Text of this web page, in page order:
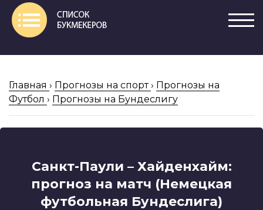
Главная › Прогнозы на спорт › Прогнозы на
Футбол › Прогнозы на Бундеслигу
Санкт-Паули – Хайденхайм:
прогноз на матч (Немецкая
футбольная Бундеслига)